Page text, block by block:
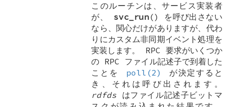
このルーチンは、サービス実装者
が、 svc_run() を呼び出さない
なら、関心だけがありますが、代わ
りにカスタム非同期イベント処理を
実装します。 RPC 要求がいくつか
の RPC ファイル記述子で到着した
ことを
poll(2)
が決定すると
き、それは呼び出されます。
rdfds はファイル記述子ビットマ